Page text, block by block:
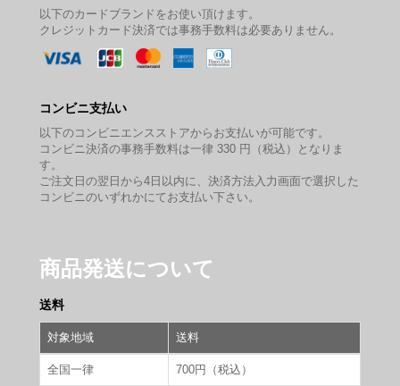
以下のカードブランドをお使い頂けます。
クレジットカード決済では事務手数料は必要ありません。
コンビニ支払い
以下のコンビニエンスストアからお支払いが可能です。
コンビニ決済の事務手数料は一律 330 円（税込）となりま
す。
ご注文日の翌日から4日以内に、決済方法入力画面で選択した
コンビニのいずれかにてお支払い下さい。
商品発送について
送料
対象地域 送料
全国一律 700円（税込）